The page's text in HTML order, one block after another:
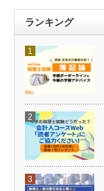
ランキング
1
2
3